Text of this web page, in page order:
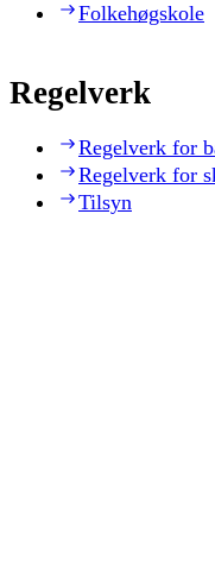
Folkehøgskole
Regelverk
Regelverk for
Regelverk for
Tilsyn